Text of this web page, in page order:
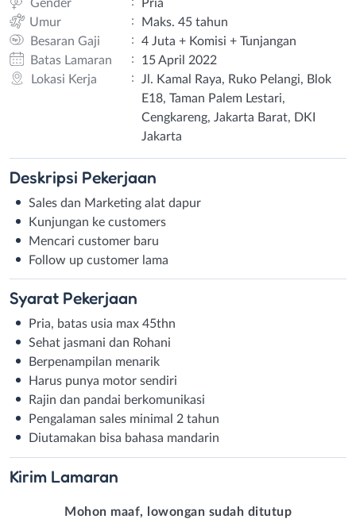
Gender
Pria
Umur
:
Maks. 45 tahun
Besaran Gaji
:
4 Juta + Komisi + Tunjangan
Batas Lamaran
:
15 April 2022
Lokasi Kerja
:
Jl. Kamal Raya, Ruko Pelangi, Blok
E18, Taman Palem Lestari,
Cengkareng, Jakarta Barat, DKI
Jakarta
Deskripsi Pekerjaan
Sales dan Marketing alat dapur
Kunjungan ke customers
Mencari customer baru
Follow up customer lama
Syarat Pekerjaan
Pria, batas usia max 45thn
Sehat jasmani dan Rohani
Berpenampilan menarik
Harus punya motor sendiri
Rajin dan pandai berkomunikasi
Pengalaman sales minimal 2 tahun
Diutamakan bisa bahasa mandarin
Kirim Lamaran
Mohon maaf, lowongan sudah ditutup